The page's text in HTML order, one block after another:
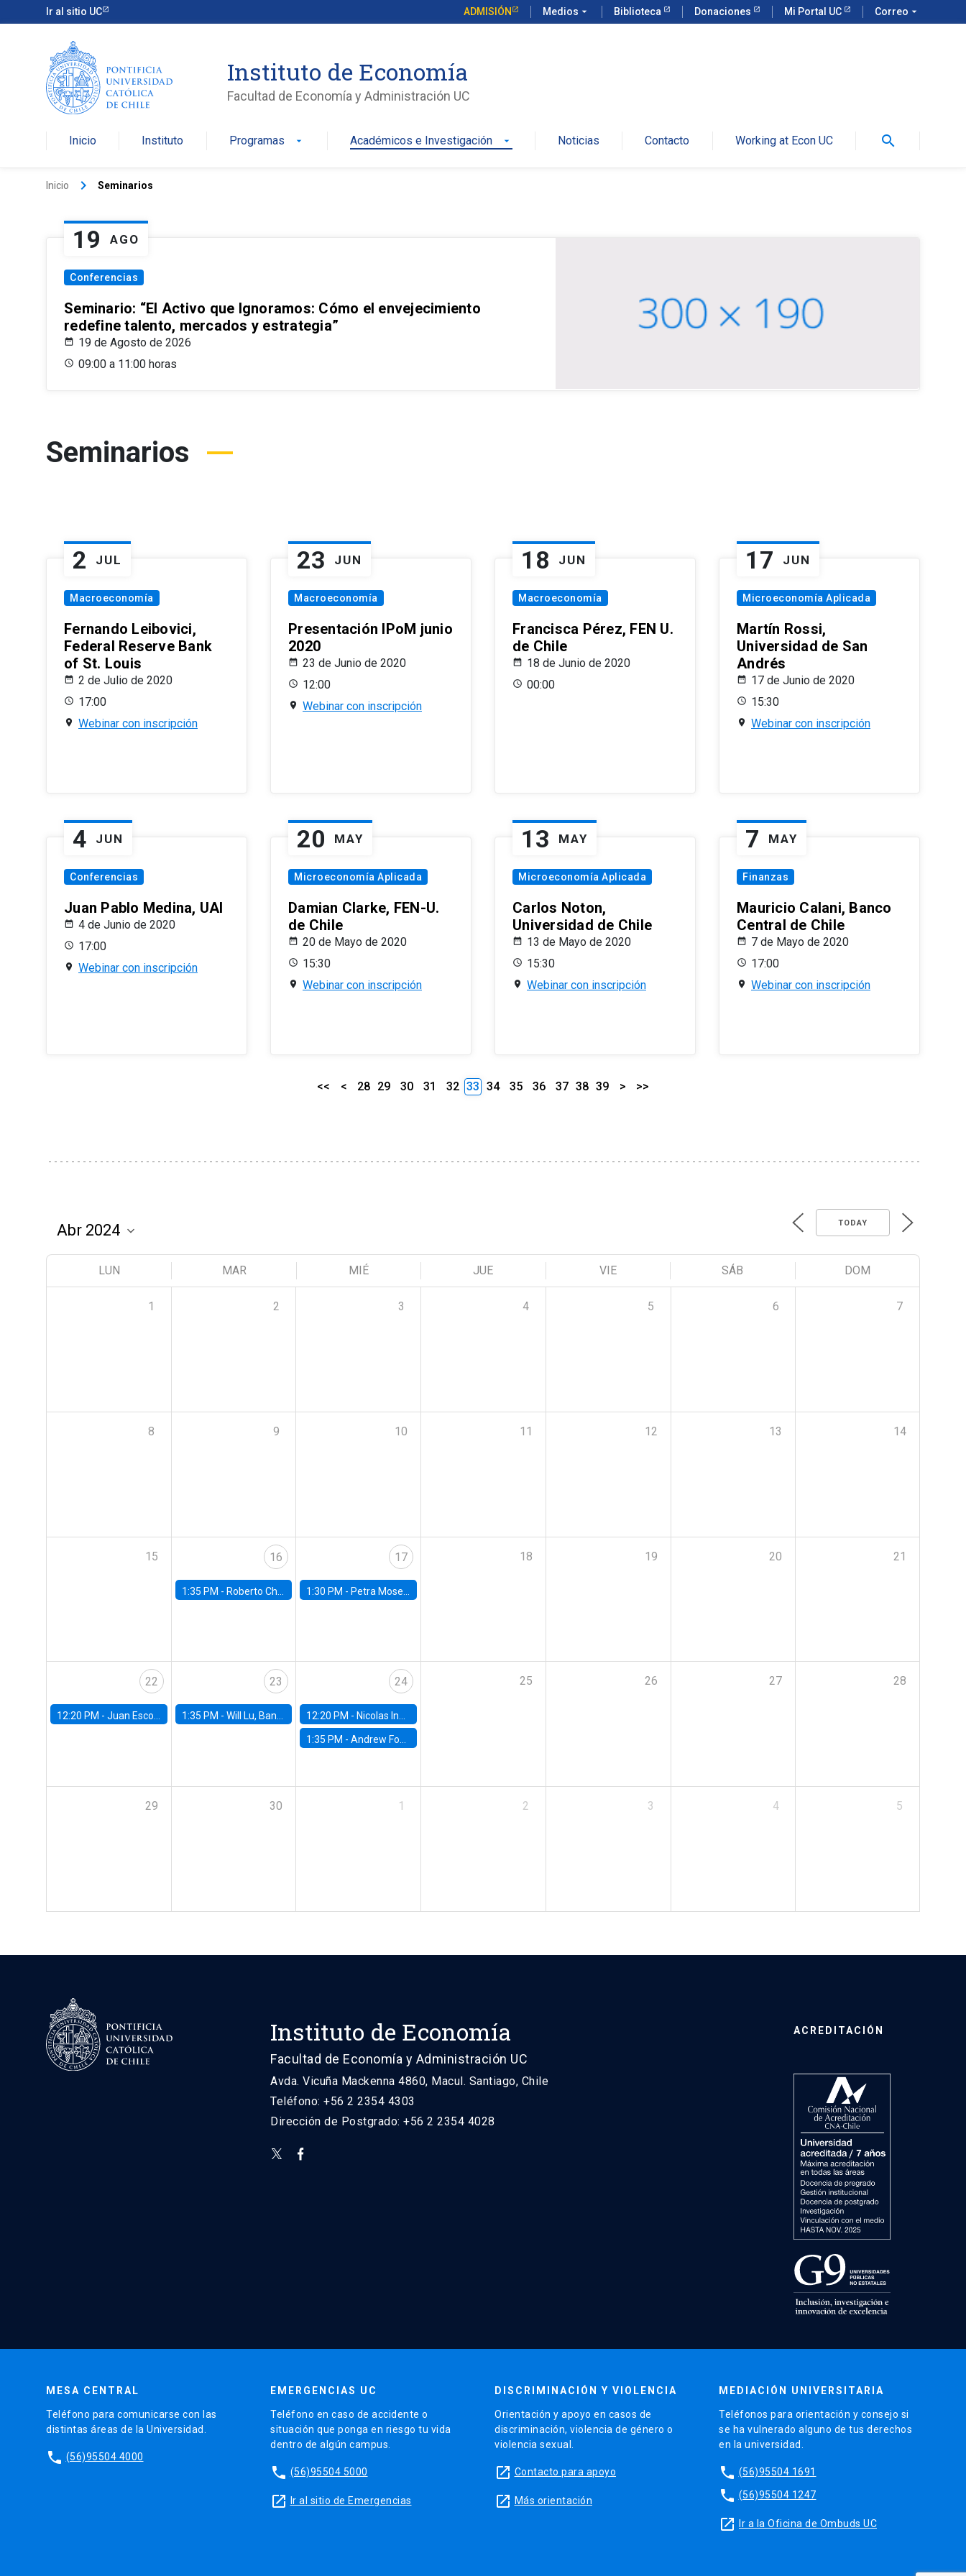
Ir al sitio UC ADMISIÓN Medios arrow_drop_down Biblioteca Donaciones Mi Portal UC Correo arrow_drop_down
Instituto de Economía
Facultad de Economía y Administración UC
Inicio Instituto Programas arrow_drop_down Académicos e Investigación arrow_drop_down Noticias Contacto Working at Econ UC search
Inicio keyboard_arrow_right Seminarios
19 AGO
Conferencias
Seminario: “El Activo que Ignoramos: Cómo el envejecimiento
redefine talento, mercados y estrategia”
19 de Agosto de 2026
09:00 a 11:00 horas
Seminarios
2 JUL
Macroeconomía
Fernando Leibovici,
Federal Reserve Bank
of St. Louis
2 de Julio de 2020
17:00
Webinar con inscripción
23 JUN
Macroeconomía
Presentación IPoM junio
2020
23 de Junio de 2020
12:00
Webinar con inscripción
18 JUN
Macroeconomía
Francisca Pérez, FEN U.
de Chile
18 de Junio de 2020
00:00
17 JUN
Microeconomía Aplicada
Martín Rossi,
Universidad de San
Andrés
17 de Junio de 2020
15:30
Webinar con inscripción
4 JUN
Conferencias
Juan Pablo Medina, UAI
4 de Junio de 2020
17:00
Webinar con inscripción
20 MAY
Microeconomía Aplicada
Damian Clarke, FEN-U.
de Chile
20 de Mayo de 2020
15:30
Webinar con inscripción
13 MAY
Microeconomía Aplicada
Carlos Noton,
Universidad de Chile
13 de Mayo de 2020
15:30
Webinar con inscripción
7 MAY
Finanzas
Mauricio Calani, Banco
Central de Chile
7 de Mayo de 2020
17:00
Webinar con inscripción
<< < 28 29 30 31 32 33 34 35 36 37 38 39 > >>
TODAY
LUN MAR MIÉ JUE VIE SÁB DOM
1 2 3 4 5 6 7
8 9 10 11 12 13 14
15 16
1:35 PM - Roberto Chang, Rutgers University
17
1:30 PM - Petra Moser, NYU Stern
18 19 20 21
22
12:20 PM - Juan Escobar, Universidad de Chile
23
1:35 PM - Will Lu, Banco Central de Chile
24
12:20 PM - Nicolas Inostroza, Rotman School of Management, University of Toronto
1:35 PM -Andrew Foster, Brown University
25 26 27 28
29 30 1 2 3 4 5
Instituto de Economía
Facultad de Economía y Administración UC
Avda. Vicuña Mackenna 4860, Macul. Santiago, Chile
Teléfono: +56 2 2354 4303
Dirección de Postgrado: +56 2 2354 4028
ACREDITACIÓN
MESA CENTRAL
Teléfono para comunicarse con las
distintas áreas de la Universidad.
phone (56)95504 4000
EMERGENCIAS UC
Teléfono en caso de accidente o
situación que ponga en riesgo tu vida
dentro de algún campus.
phone (56)95504 5000
launch Ir al sitio de Emergencias
DISCRIMINACIÓN Y VIOLENCIA
Orientación y apoyo en casos de
discriminación, violencia de género o
violencia sexual.
launch Contacto para apoyo
launch Más orientación
MEDIACIÓN UNIVERSITARIA
Teléfonos para orientación y consejo si
se ha vulnerado alguno de tus derechos
en la universidad.
phone (56)95504 1691
phone (56)95504 1247
launch Ir a la Oficina de Ombuds UC